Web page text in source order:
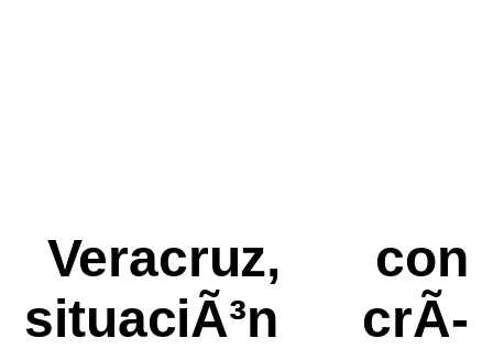
Veracruz, con
situaciÃ³n crÃ­